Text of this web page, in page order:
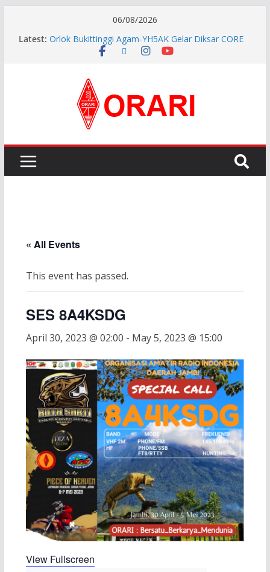
06/08/2026
Latest: Orlok Bukittinggi Agam-YH5AK Gelar Diksar CORE
dan Manajemen Bencana Tahap ke II
Aftiyedi Dalimunthe (YC5NNF) Resmi Pimpin ORARI
Lokal Bengkalis 2026–2029, Dikukuhkan Langsung
Ketua Orari Daerah Riau
Perkokoh Sinergi Amatir Radio, Ketua Orari Daerah
Pererat Silaturahmi, Pengurus Baru ORARI Riau
Audiensi dan Siap Bersinergi dengan Diskominfotik
« All Events
This event has passed.
SES 8A4KSDG
April 30, 2023 @ 02:00 - May 5, 2023 @ 15:00
View Fullscreen